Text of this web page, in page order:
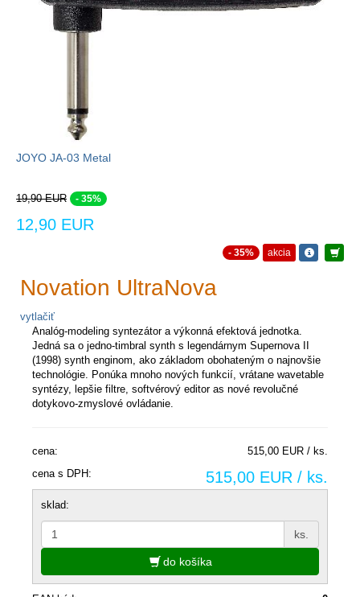
JOYO JA-03 Metal
19,90 EUR - 35%
12,90 EUR
- 35% akcia
Novation UltraNova
vytlačiť
Analóg-modeling syntezátor a výkonná efektová jednotka.
Jedná sa o jedno-timbral synth s legendárnym Supernova II
(1998) synth enginom, ako základom obohateným o najnovšie
technológie. Ponúka mnoho nových funkcií, vrátane wavetable
syntézy, lepšie filtre, softvérový editor as nové revolučné
dotykovo-zmyslové ovládanie.
cena:
515,00 EUR / ks.
cena s DPH:
515,00 EUR / ks.
sklad:
ks.
do košíka